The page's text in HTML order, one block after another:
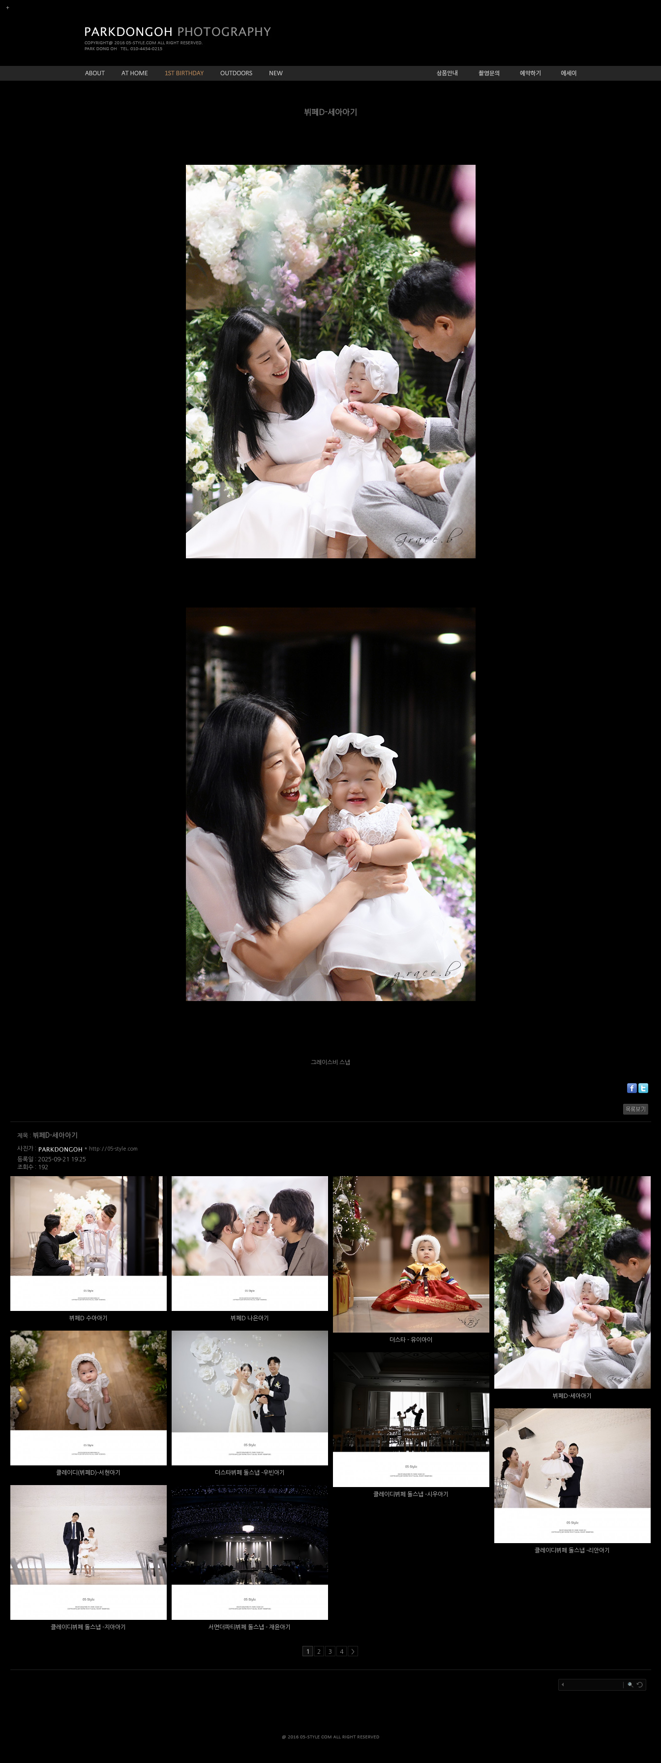
뷔페D-세아아기
그레이스비 스냅
제목 : 뷔페D-세아아기
사진가 : * http://05-style.com
등록일 : 2025-09-21 19:25
조회수 : 192
뷔페D 수아아기
뷔페D 수아아기
뷔페D 나은아기
뷔페D 나은아기
더스타 - 유이아이
더스타 - 유이아이
뷔페D-세아아기
뷔페D-세아아기
클레이디(뷔페D)-서현아기
클레이디(뷔페D)-서현아기
더스타뷔페 돌스냅 -우빈아기
더스타뷔페 돌스냅 -우빈아기
클레이디뷔페 돌스냅 -시우아기
클레이디뷔페 돌스냅 -시우아기
클레이디뷔페 돌스냅 -리안아기
클레이디뷔페 돌스냅 -리안아기
클레이디뷔페 돌스냅 -지아아기
클레이디뷔페 돌스냅 -지아아기
서면더파티뷔페 돌스냅 - 재윤아기
서면더파티뷔페 돌스냅 - 재윤아기
1 2 3 4 >